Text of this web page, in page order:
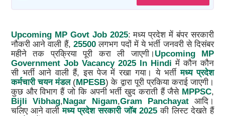
Upcoming MP Govt Job 2025: मध्य प्रदेश में बंपर सरकारी
नौकरी आने वाली हैं, 25500लगभग पदों में ये भर्ती जनवरी से दिसंबर
महीने तक प्रक्रिया पूरी करा ली जाएगी। Upcoming MP
Government Job Vacancy 2025 In Hindi में कौन कौन
सी भर्ती आने वाली हैं, इस पेज में रखा गया। ये भर्तीमध्य प्रदेश
कर्मचारी चयन मंडल(MPESB) के द्वारा पूरी प्रकिया कराई जाएगी।
कुछ और विभाग हैं जो कि अपनी भर्ती खुद कराती हैं जैसे MPPSC,
Bijli
Vibhag,Nagar Nigam,Gram Panchayat आदि।
चलिए आने वालीमध्य प्रदेश सरकारी जॉब 2025की लिस्ट देखते हैं